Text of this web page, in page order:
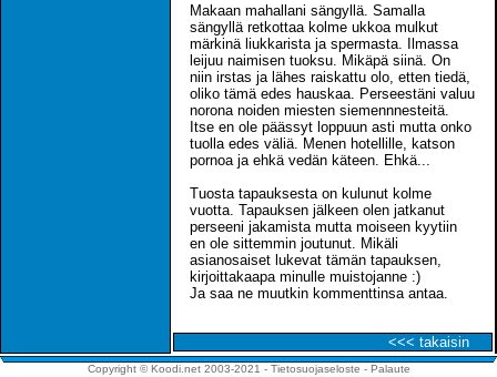
Makaan mahallani sängyllä. Samalla
sängyllä retkottaa kolme ukkoa mulkut
märkinä liukkarista ja spermasta. Ilmassa
leijuu naimisen tuoksu. Mikäpä siinä. On
niin irstas ja lähes raiskattu olo, etten tiedä,
oliko tämä edes hauskaa. Perseestäni valuu
norona noiden miesten siemennnesteitä.
Itse en ole päässyt loppuun asti mutta onko
tuolla edes väliä. Menen hotellille, katson
pornoa ja ehkä vedän käteen. Ehkä...
Tuosta tapauksesta on kulunut kolme
vuotta. Tapauksen jälkeen olen jatkanut
perseeni jakamista mutta moiseen kyytiin
en ole sittemmin joutunut. Mikäli
asianosaiset lukevat tämän tapauksen,
kirjoittakaapa minulle muistojanne :)
Ja saa ne muutkin kommenttinsa antaa.
<<< takaisin
Copyright © Koodi.net 2003-2021 - Tietosuojaseloste - Palaute